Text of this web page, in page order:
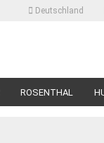
Deutschland
ROSENTHAL